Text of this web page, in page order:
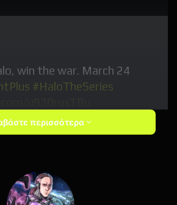
win the war. March 24
#HaloTheSeries
πρωταγωνιστούν οι Pablo
περισσότερα